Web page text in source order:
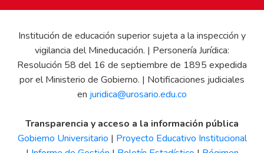
Institución de educación superior sujeta a la inspección y
vigilancia del Mineducación. | Personería Jurídica:
Resolución 58 del 16 de septiembre de 1895 expedida
por el Ministerio de Gobierno. | Notificaciones judiciales
en juridica@urosario.edu.co
Transparencia y acceso a la información pública
Gobierno Universitario | Proyecto Educativo Institucional